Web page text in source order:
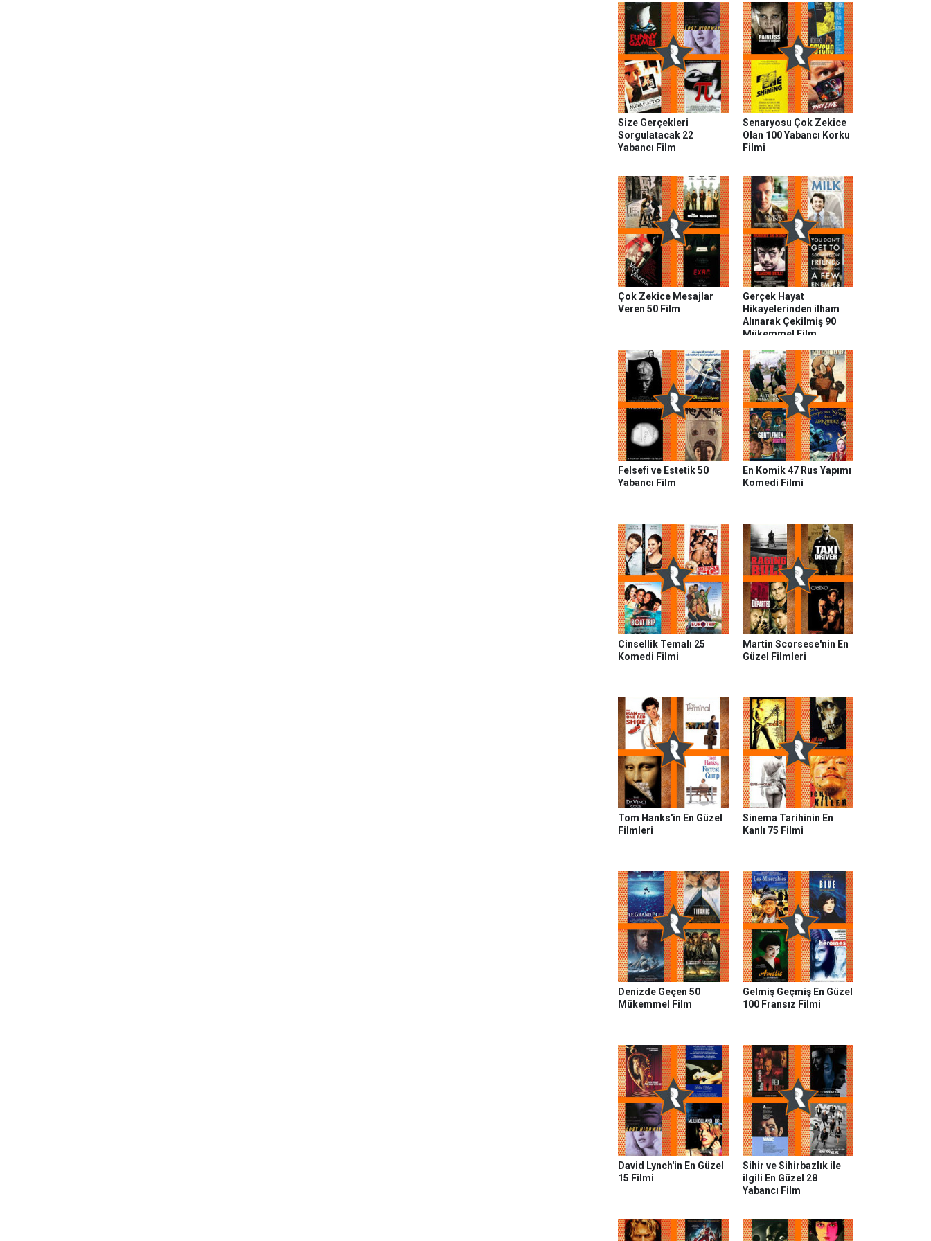
Size Gerçekleri
Sorgulatacak 22
Yabancı Film
Senaryosu Çok Zekice
Olan 100 Yabancı Korku
Filmi
Çok Zekice Mesajlar
Veren 50 Film
Gerçek Hayat
Hikayelerinden ilham
Alınarak Çekilmiş 90
Mükemmel Film
Felsefi ve Estetik 50
Yabancı Film
En Komik 47 Rus Yapımı
Komedi Filmi
Cinsellik Temalı 25
Komedi Filmi
Martin Scorsese'nin En
Güzel Filmleri
Tom Hanks'in En Güzel
Filmleri
Sinema Tarihinin En
Kanlı 75 Filmi
Denizde Geçen 50
Mükemmel Film
Gelmiş Geçmiş En Güzel
100 Fransız Filmi
David Lynch'in En Güzel
15 Filmi
Sihir ve Sihirbazlık ile
ilgili En Güzel 28
Yabancı Film